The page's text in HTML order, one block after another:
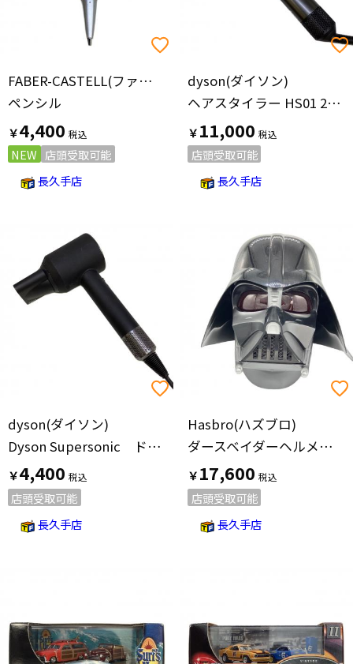
FABER-CASTELL(ファーバーカステル)
ペンシル
￥4,400
NEW 店頭受取可能
長久手店
dyson(ダイソン)
ヘアスタイラー HS01 2018年製
￥11,000
店頭受取可能
長久手店
dyson(ダイソン)
Dyson Supersonic ドライヤー HD01 2018年製
￥4,400
店頭受取可能
長久手店
Hasbro(ハズブロ)
ダースベイダーヘルメット カケ・キズ有
￥17,600
店頭受取可能
長久手店